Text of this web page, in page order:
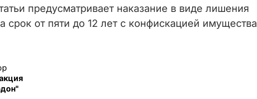
предусматривает наказание в виде лишения
срок от пяти до 12 лет с конфискацией имущества